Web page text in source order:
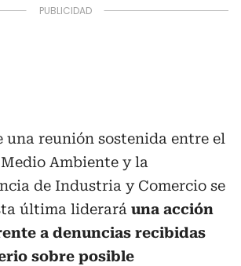
una reunión sostenida entre el
Ambiente y la
de Industria y Comercio se
última liderará una acción
a denuncias recibidas
sobre posible